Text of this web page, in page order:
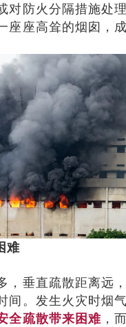
对防火分隔措施处
座座高耸的烟囱，
难
，垂直疏散距离远
间。发生火灾时烟
全疏散带来困难 ，